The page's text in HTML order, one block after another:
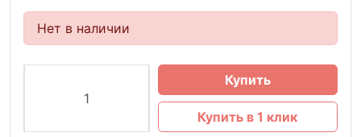
Нет в наличии
Купить
Купить в 1 клик